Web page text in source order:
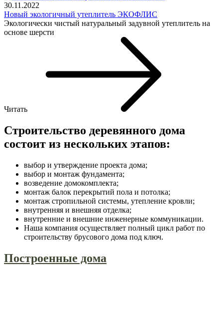
30.11.2022
Новый экологичный утеплитель ЭКОФЛИС
Экологически чистый натуральный задувной утеплитель на
основе шерсти
Читать
Строительство деревянного дома
состоит из нескольких этапов:
выбор и утверждение проекта дома;
выбор и монтаж фундамента;
возведение домокомплекта;
монтаж балок перекрытий пола и потолка;
монтаж стропильной системы, утепление кровли;
внутренняя и внешняя отделка;
внутренние и внешние инженерные коммуникации.
Наша компания осуществляет полный цикл работ по
строительству брусового дома под ключ.
Построенные дома